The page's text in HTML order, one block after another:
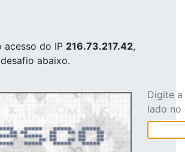
acesso do IP 216.73.217.42,
abaixo.
Digite
lado no